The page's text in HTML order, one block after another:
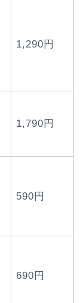
1,290円
1,790円
590円
690円